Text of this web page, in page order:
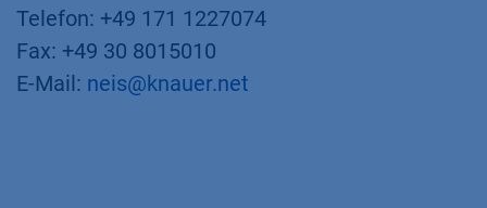
Telefon: +49 171 1227074
Fax: +49 30 8015010
E-Mail: neis@knauer.net